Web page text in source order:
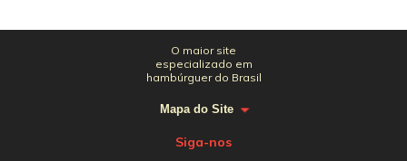
O maior site
especializado em
hambúrguer do Brasil
Mapa do Site
Siga-nos